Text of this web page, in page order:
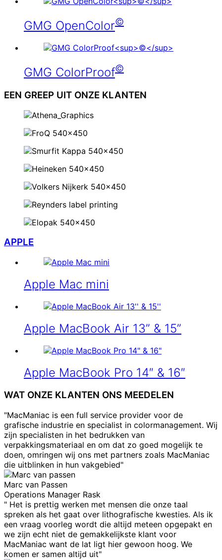
GMG OpenColor©
GMG ColorProof©
EEN GREEP UIT ONZE KLANTEN
APPLE
Apple Mac mini
Apple MacBook Air 13” & 15”
Apple MacBook Pro 14″ & 16″
WAT ONZE KLANTEN ONS MEEDELEN
"MacManiac is een full service provider voor de
grafische industrie en specialist in colormanagement. Wij
zijn specialisten in het bedrukken van
verpakkingsmateriaal en om dat zo goed mogelijk te
doen, omringen wij ons met partners zoals MacManiac
die uitblinken in hun vakgebied"
Marc van Passen
Operations Manager Rask
" Het is prettig werken met mensen die onze taal
spreken als het gaat over lithografische kwesties. Als ik
een vraag voorleg wordt die altijd meteen opgepakt en
we zijn echt niet de gemakkelijkste klant voor
MacManiac want de lat ligt hier gewoon hoog. We
komen er samen altijd uit"